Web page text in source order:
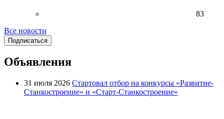
83
Все новости
Подписаться
Объявления
31 июля 2026 Стартовал отбор на конкурсы «Развитие-
Станкостроение» и «Старт-Станкостроение»